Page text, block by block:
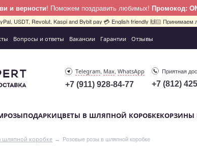
и верности! Поможем поздравить любимых! Промокод:
USDT, Revolut, Kaspi and Bybit pay 💳 English friendly 🙌🏻
Вопросы и ответы Вакансии Гарантии Отзывы
Telegram, Max,WhatsApp
+7 (911) 928-84-77
Приятная
+7 (812)
РОЗЫПОДАРКИЦВЕТЫ В ШЛЯПНОЙ КОРОБКЕКОРЗИНЫ
шляпной коробке Розовые розы в шляпной коробке